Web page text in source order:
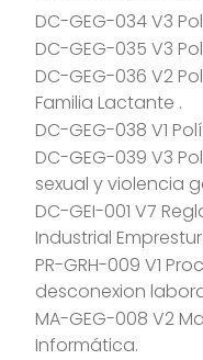
DC-GEG-034 V3
DC-GEG-035 V3
DC-GEG-036 V2
Familia Lactante .
DC-GEG-038 V1
DC-GEG-039 V3
sexual y violencia
DC-GEI-001 V7
Industrial Emprestur
PR-GRH-009 V1
desconexion
MA-GEG-008 V2
Informática.